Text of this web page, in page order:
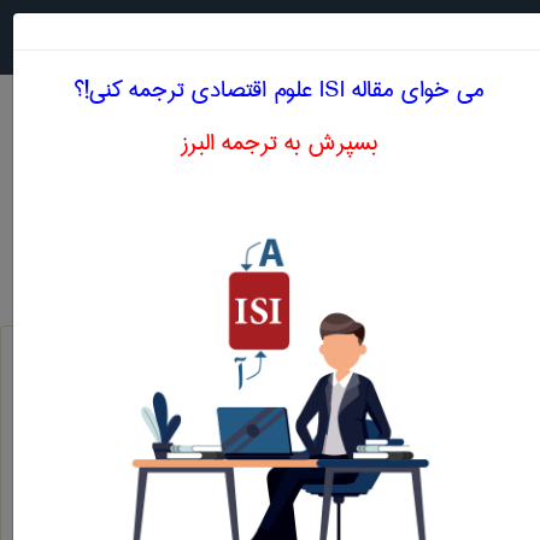
علوم اقتصادی
capitalist countries
می خوای مقاله ISI علوم اقتصادی ترجمه کنی!؟
بسپرش به ترجمه البرز